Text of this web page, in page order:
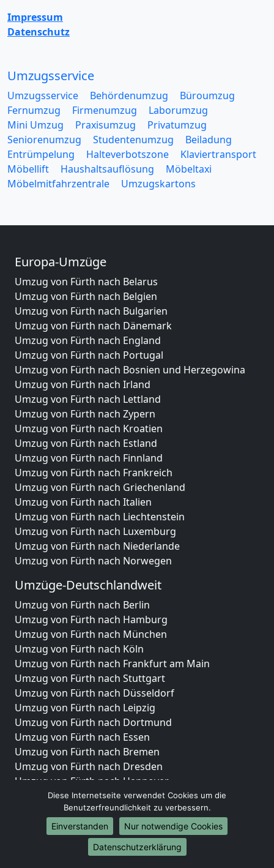
Impressum
Datenschutz
Umzugsservice
Umzugsservice Behördenumzug
Büroumzug
Fernumzug
Firmenumzug
Laborumzug
Mini Umzug
Praxisumzug
Privatumzug
Seniorenumzug
Studentenumzug
Beiladung
Entrümpelung
Halteverbotszone
Klaviertransport
Möbellift
Haushaltsauflösung
Möbeltaxi
Möbelmitfahrzentrale
Umzugskartons
Europa-Umzüge
Umzug von Fürth nach Belarus
Umzug von Fürth nach Belgien
Umzug von Fürth nach Bulgarien
Umzug von Fürth nach Dänemark
Umzug von Fürth nach England
Umzug von Fürth nach Portugal
Umzug von Fürth nach Bosnien und Herzegowina
Umzug von Fürth nach Irland
Umzug von Fürth nach Lettland
Umzug von Fürth nach Zypern
Umzug von Fürth nach Kroatien
Umzug von Fürth nach Estland
Umzug von Fürth nach Finnland
Umzug von Fürth nach Frankreich
Umzug von Fürth nach Griechenland
Umzug von Fürth nach Italien
Umzug von Fürth nach Liechtenstein
Umzug von Fürth nach Luxemburg
Umzug von Fürth nach Niederlande
Umzug von Fürth nach Norwegen
Umzüge-Deutschlandweit
Umzug von Fürth nach Berlin
Umzug von Fürth nach Hamburg
Umzug von Fürth nach München
Umzug von Fürth nach Köln
Umzug von Fürth nach Frankfurt am Main
Umzug von Fürth nach Stuttgart
Umzug von Fürth nach Düsseldorf
Umzug von Fürth nach Leipzig
Umzug von Fürth nach Dortmund
Umzug von Fürth nach Essen
Umzug von Fürth nach Bremen
Umzug von Fürth nach Dresden
Umzug von Fürth nach Hannover
Umzug von Fürth nach Nürnberg
Umzug von Fürth nach Duisburg
Umzug von Fürth nach Bochum
Umzug von Fürth nach Wuppertal
Umzug von Fürth nach Bielefeld
Diese Internetseite verwendet Cookies um die
Benutzerfreundlichkeit zu verbessern.
Einverstanden
Nur notwendige Cookies
Datenschutzerklärung